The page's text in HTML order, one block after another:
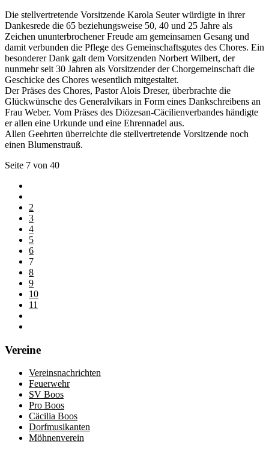
Die stellvertretende Vorsitzende Karola Seuter würdigte in ihrer
Dankesrede die 65 beziehungsweise 50, 40 und 25 Jahre als
Zeichen ununterbrochener Freude am gemeinsamen Gesang und
damit verbunden die Pflege des Gemeinschaftsgutes des Chores. Ein
besonderer Dank galt dem Vorsitzenden Norbert Wilbert, der
nunmehr seit 30 Jahren als Vorsitzender der Chorgemeinschaft die
Geschicke des Chores wesentlich mitgestaltet.
Der Präses des Chores, Pastor Alois Dreser, überbrachte die
Glückwünsche des Generalvikars in Form eines Dankschreibens an
Frau Weber. Vom Präses des Diözesan-Cäcilienverbandes händigte
er allen eine Urkunde und eine Ehrennadel aus.
Allen Geehrten überreichte die stellvertretende Vorsitzende noch
einen Blumenstrauß.
Seite 7 von 40
2
3
4
5
6
7
8
9
10
11
Vereine
Vereinsnachrichten
Feuerwehr
SV Boos
Pro Boos
Cäcilia Boos
Dorfmusikanten
Möhnenverein